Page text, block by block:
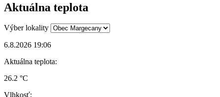
Aktuálna teplota
Výber lokality
6.8.2026 19:06
Aktuálna teplota:
26.2 °C
Vlhkosť: